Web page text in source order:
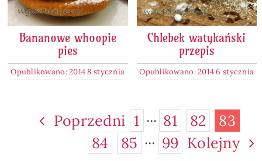
Bananowe whoopie
pies
Opublikowano: 2014 8 stycznia
Chlebek watykański
przepis
Opublikowano: 2014 6 stycznia
Poprzedni 1 ··· 81 82
83
84
85 ··· 99 Kolejny